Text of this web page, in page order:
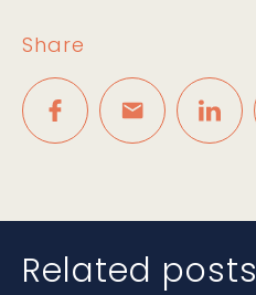
Share
Related posts